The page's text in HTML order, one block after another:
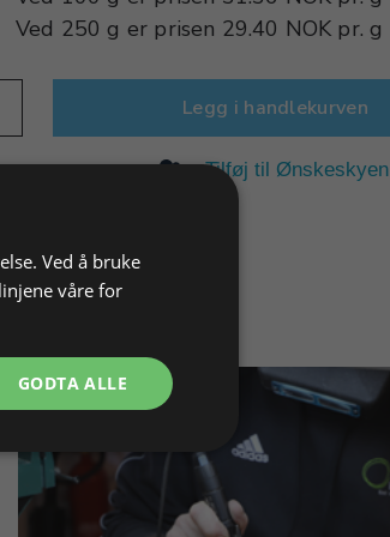
Ved 250 g er prisen 29.40 NOK pr.g
Legg i handlekurven
Tilføj til Ønskeskyen
Ved å bruke
våre for
GODTA ALLE